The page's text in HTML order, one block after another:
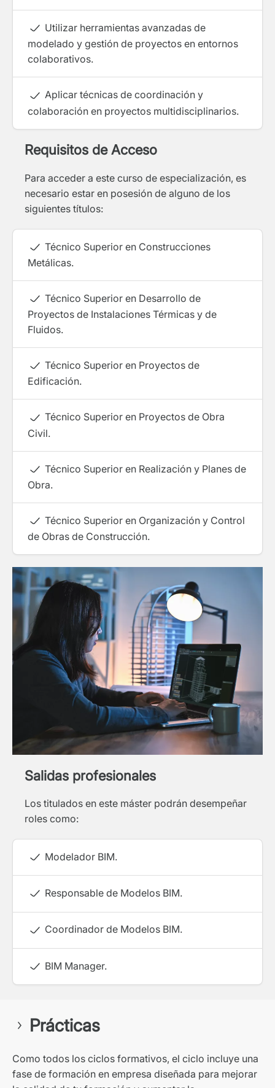
Utilizar herramientas avanzadas de
modelado y gestión de proyectos en entornos
colaborativos.
Aplicar técnicas de coordinación y
colaboración en proyectos multidisciplinarios.
Requisitos de Acceso
Para acceder a este curso de especialización, es
necesario estar en posesión de alguno de los
siguientes títulos:
Técnico Superior en Construcciones
Metálicas.
Técnico Superior en Desarrollo de
Proyectos de Instalaciones Térmicas y de
Fluidos.
Técnico Superior en Proyectos de
Edificación.
Técnico Superior en Proyectos de Obra
Civil.
Técnico Superior en Realización y Planes de
Obra.
Técnico Superior en Organización y Control
de Obras de Construcción.
Salidas profesionales
Los titulados en este máster podrán desempeñar
roles como:
Modelador BIM.
Responsable de Modelos BIM.
Coordinador de Modelos BIM.
BIM Manager.
Prácticas
Como todos los ciclos formativos, el ciclo incluye una
fase de formación en empresa diseñada para mejorar